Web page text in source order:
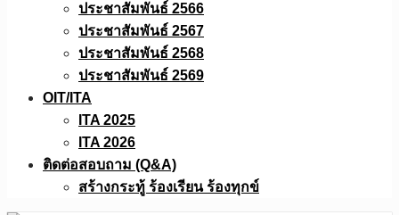
ประชาสัมพันธ์ 2566
ประชาสัมพันธ์ 2567
ประชาสัมพันธ์ 2568
ประชาสัมพันธ์ 2569
OIT/ITA
ITA 2025
ITA 2026
ติดต่อสอบถาม (Q&A)
สร้างกระทู้ ร้องเรียน ร้องทุกข์